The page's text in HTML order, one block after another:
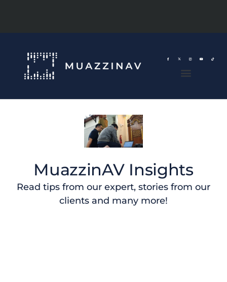
MuazzinAV Insights
Read tips from our expert, stories from our
clients and many more!